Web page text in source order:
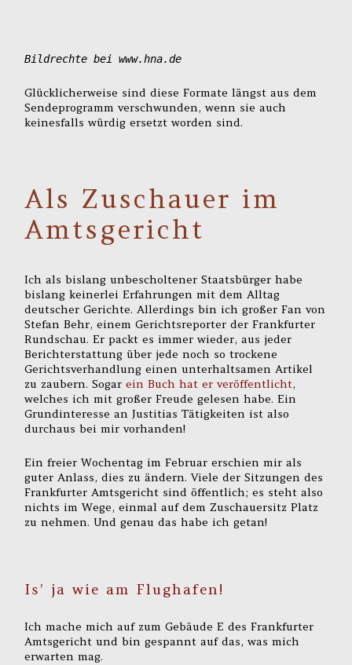
Bildrechte bei www.hna.de
Glücklicherweise sind diese Formate längst aus dem
Sendeprogramm verschwunden, wenn sie auch
keinesfalls würdig ersetzt worden sind.
Als Zuschauer im
Amtsgericht
Ich als bislang unbescholtener Staatsbürger habe
bislang keinerlei Erfahrungen mit dem Alltag
deutscher Gerichte. Allerdings bin ich großer Fan von
Stefan Behr, einem Gerichtsreporter der Frankfurter
Rundschau. Er packt es immer wieder, aus jeder
Berichterstattung über jede noch so trockene
Gerichtsverhandlung einen unterhaltsamen Artikel
zu zaubern. Sogarein Buch hat er veröffentlicht,
welches ich mit großer Freude gelesen habe. Ein
Grundinteresse an Justitias Tätigkeiten ist also
durchaus bei mir vorhanden!
Ein freier Wochentag im Februar erschien mir als
guter Anlass, dies zu ändern. Viele der Sitzungen des
Frankfurter Amtsgericht sind öffentlich; es steht also
nichts im Wege, einmal auf dem Zuschauersitz Platz
zu nehmen. Und genau das habe ich getan!
Is’ ja wie am Flughafen!
Ich mache mich auf zum Gebäude E des Frankfurter
Amtsgericht und bin gespannt auf das, was mich
erwarten mag.